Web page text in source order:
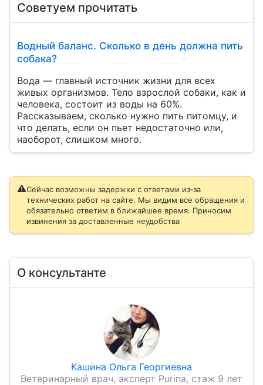
Советуем прочитать
Водный баланс. Сколько в день должна пить
собака?
Вода — главный источник жизни для всех
живых организмов. Тело взрослой собаки, как и
человека, состоит из воды на 60%.
Рассказываем, сколько нужно пить питомцу, и
что делать, если он пьет недостаточно или,
наоборот, слишком много.
Сейчас возможны задержки с ответами из‑за
технических работ на сайте. Мы видим все обращения и
обязательно ответим в ближайшее время. Приносим
извинения за доставленные неудобства
О консультанте
Кашина Ольга Георгиевна
Ветеринарный врач, эксперт Purina, стаж 9 лет